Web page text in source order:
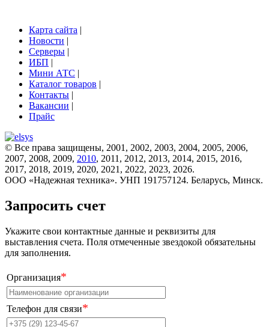
Карта сайта |
Новости |
Серверы |
ИБП |
Мини АТС |
Каталог товаров |
Контакты |
Вакансии |
Прайс
© Все права защищены, 2001, 2002, 2003, 2004, 2005, 2006,
2007, 2008, 2009, 2010, 2011, 2012, 2013, 2014, 2015, 2016,
2017, 2018, 2019, 2020, 2021, 2022, 2023, 2026.
ООО «Надежная техника». УНП 191757124. Беларусь, Минск.
Запросить счет
Укажите свои контактные данные и реквизиты для
выставления счета. Поля отмеченные звездокой обязательны
для заполнения.
Организация*
Телефон для связи*